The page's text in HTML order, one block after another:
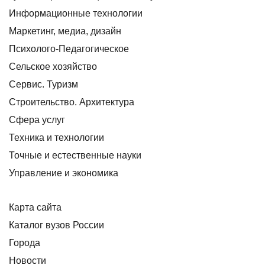
Информационные технологии
Маркетинг, медиа, дизайн
Психолого-Педагогическое
Сельское хозяйство
Сервис. Туризм
Строительство. Архитектура
Сфера услуг
Техника и технологии
Точные и естественные науки
Управление и экономика
Карта сайта
Каталог вузов России
Города
Новости